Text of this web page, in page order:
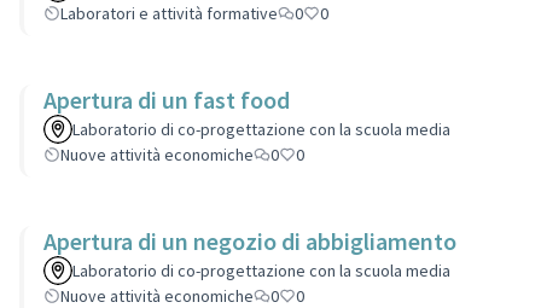
Laboratori e attività formative
0 0
Apertura di un fast food
Laboratorio di co-progettazione con la scuola media
Nuove attività economiche
0 0
Apertura di un negozio di abbigliamento
Laboratorio di co-progettazione con la scuola media
Nuove attività economiche
0 0